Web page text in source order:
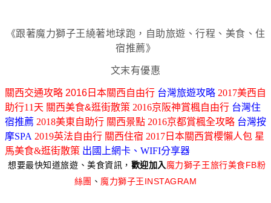
《跟著魔力獅子王繞著地球跑，自助旅遊、行程、美食、住
宿推薦》
文末有優惠
關西交通攻略 2016日本關西自由行 台灣旅遊攻略 2017美西自
助行11天 關西美食&逛街散策 2016京阪神賞楓自由行 台灣住
宿推薦 2018美東自助行 關西景點 2016京都賞楓全攻略 台灣按
摩SPA 2019英法自由行 關西住宿 2017日本關西賞櫻懶人包 星
馬美食&逛街散策 出國上網卡、WIFI分享器
想要最快知道旅遊、美食資訊， 歡迎加入 魔力獅子王旅行美食FB粉
絲團 、 魔力獅子王INSTAGRAM